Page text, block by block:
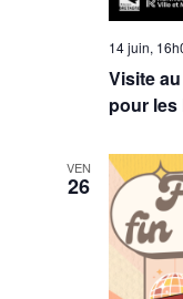
14 juin,
Visite
pour
VEN
26